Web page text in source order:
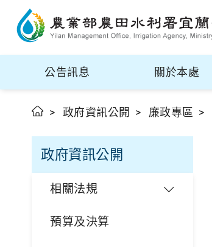
公告訊息 關於本處
政府資訊公開 廉政專區
政府資訊公開
相關法規
預算及決算